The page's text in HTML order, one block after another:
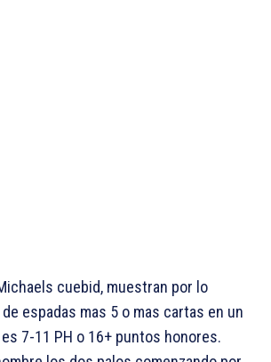
cuebid, muestran por lo
espadas mas 5 o mas cartas en un
7-11 PH o 16+ puntos honores.